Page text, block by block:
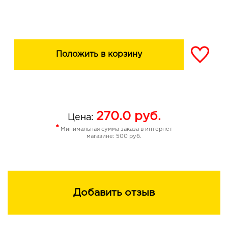
Положить в корзину
Цена: 270.0руб.
* Минимальная сумма заказа в интернет
магазине: 500 руб.
Добавить отзыв